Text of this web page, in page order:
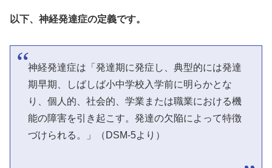
以下、神経発達症の定義です。
神経発達症は「発達期に発症し、典型的には発達
期早期、しばしば小中学校入学前に明らかとな
り、個人的、社会的、学業または職業における機
能の障害を引き起こす。発達の欠陥によって特徴
づけられる。」（DSM-5より）